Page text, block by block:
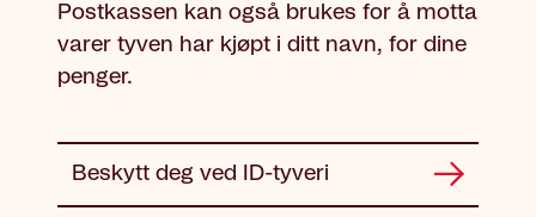
Postkassen kan også brukes for å motta
varer tyven har kjøpt i ditt navn, for dine
penger.
Beskytt deg ved ID-tyveri